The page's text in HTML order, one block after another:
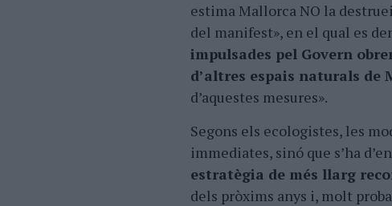
estima Mallorca NO la
del manifest», en el qual es
impulsades pel Govern
d’altres espais naturals de
d’aquestes mesures».
Segons els ecologistes, les
immediates, sinó que s’ha
estratègia de més llarg
dels pròxims anys i, molt